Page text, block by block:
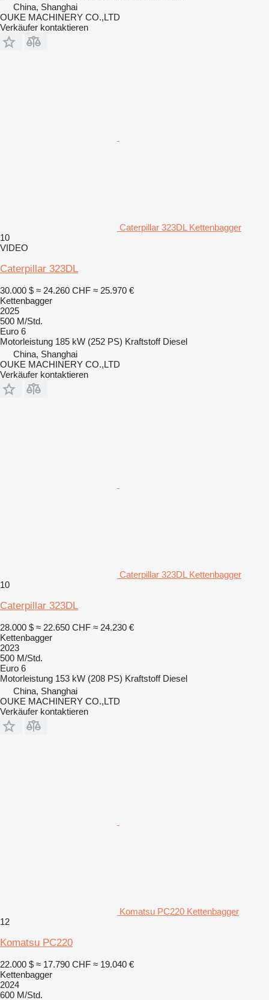
China, Shanghai
OUKE MACHINERY CO.,LTD
Verkäufer kontaktieren
Caterpillar 323DL Kettenbagger
10
VIDEO
Caterpillar 323DL
30.000 $ ≈ 24.260 CHF ≈ 25.970 €
Kettenbagger
2025
500 M/Std.
Euro 6
Motorleistung 185 kW (252 PS) Kraftstoff Diesel
China, Shanghai
OUKE MACHINERY CO.,LTD
Verkäufer kontaktieren
Caterpillar 323DL Kettenbagger
10
Caterpillar 323DL
28.000 $ ≈ 22.650 CHF ≈ 24.230 €
Kettenbagger
2023
500 M/Std.
Euro 6
Motorleistung 153 kW (208 PS) Kraftstoff Diesel
China, Shanghai
OUKE MACHINERY CO.,LTD
Verkäufer kontaktieren
Komatsu PC220 Kettenbagger
12
Komatsu PC220
22.000 $ ≈ 17.790 CHF ≈ 19.040 €
Kettenbagger
2024
600 M/Std.